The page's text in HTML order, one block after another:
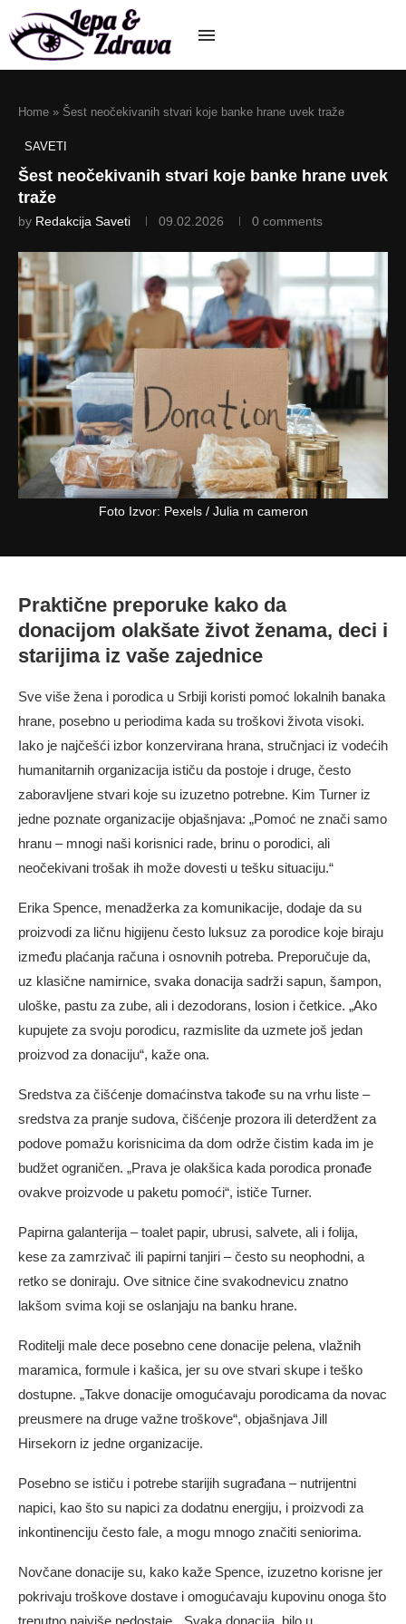
Home » Šest neočekivanih stvari koje banke hrane uvek traže
SAVETI
Šest neočekivanih stvari koje banke hrane uvek
traže
by Redakcija Saveti 09.02.2026 0 comments
Foto Izvor: Pexels / Julia m cameron
Praktične preporuke kako da
donacijom olakšate život ženama, deci i
starijima iz vaše zajednice
Sve više žena i porodica u Srbiji koristi pomoć lokalnih banaka
hrane, posebno u periodima kada su troškovi života visoki.
Iako je najčešći izbor konzervirana hrana, stručnjaci iz vodećih
humanitarnih organizacija ističu da postoje i druge, često
zaboravljene stvari koje su izuzetno potrebne. Kim Turner iz
jedne poznate organizacije objašnjava: „Pomoć ne znači samo
hranu – mnogi naši korisnici rade, brinu o porodici, ali
neočekivani trošak ih može dovesti u tešku situaciju.“
Erika Spence, menadžerka za komunikacije, dodaje da su
proizvodi za ličnu higijenu često luksuz za porodice koje biraju
između plaćanja računa i osnovnih potreba. Preporučuje da,
uz klasične namirnice, svaka donacija sadrži sapun, šampon,
uloške, pastu za zube, ali i dezodorans, losion i četkice. „Ako
kupujete za svoju porodicu, razmislite da uzmete još jedan
proizvod za donaciju“, kaže ona.
Sredstva za čišćenje domaćinstva takođe su na vrhu liste –
sredstva za pranje sudova, čišćenje prozora ili deterdžent za
podove pomažu korisnicima da dom održe čistim kada im je
budžet ograničen. „Prava je olakšica kada porodica pronađe
ovakve proizvode u paketu pomoći“, ističe Turner.
Papirna galanterija – toalet papir, ubrusi, salvete, ali i folija,
kese za zamrzivač ili papirni tanjiri – često su neophodni, a
retko se doniraju. Ove sitnice čine svakodnevicu znatno
lakšom svima koji se oslanjaju na banku hrane.
Roditelji male dece posebno cene donacije pelena, vlažnih
maramica, formule i kašica, jer su ove stvari skupe i teško
dostupne. „Takve donacije omogućavaju porodicama da novac
preusmere na druge važne troškove“, objašnjava Jill
Hirsekorn iz jedne organizacije.
Posebno se ističu i potrebe starijih sugrađana – nutrijentni
napici, kao što su napici za dodatnu energiju, i proizvodi za
inkontinenciju često fale, a mogu mnogo značiti seniorima.
Novčane donacije su, kako kaže Spence, izuzetno korisne jer
pokrivaju troškove dostave i omogućavaju kupovinu onoga što